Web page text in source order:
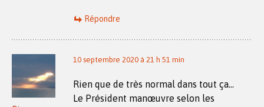
Répondre
10 septembre 2020 à 21 h 51 min
Rien que de très normal dans tout ça…
Le Président manœuvre selon les